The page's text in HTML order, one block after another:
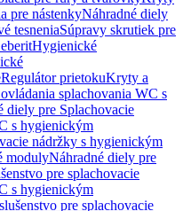
pre nástenkyNáhradné diely
tesneniaSúpravy skrutiek pre
Hygienické
Regulátor prietokuKryty a
splachovania WC s
diely pre Splachovacie
s hygienickým
nádržky s hygienickým
modulyNáhradné diely pre
pre splachovacie
s hygienickým
pre splachovacie